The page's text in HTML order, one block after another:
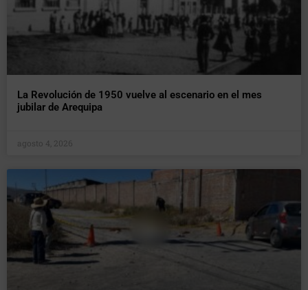
La Revolución de 1950 vuelve al escenario en el mes
jubilar de Arequipa
agosto 4, 2026